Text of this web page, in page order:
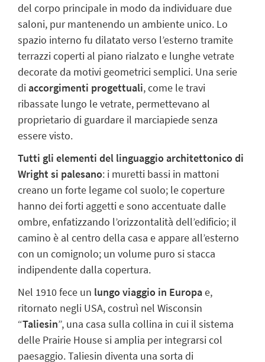
del corpo principale in modo da individuare due
saloni, pur mantenendo un ambiente unico. Lo
spazio interno fu dilatato verso l’esterno tramite
terrazzi coperti al piano rialzato e lunghe vetrate
decorate da motivi geometrici semplici. Una serie
diaccorgimenti progettuali, come le travi
ribassate lungo le vetrate, permettevano al
proprietario di guardare il marciapiede senza
essere visto.
Tutti gli elementi del linguaggio architettonico di
Wright si palesano: i muretti bassi in mattoni
creano un forte legame col suolo; le coperture
hanno dei forti aggetti e sono accentuate dalle
ombre, enfatizzando l’orizzontalità dell’edificio; il
camino è al centro della casa e appare all’esterno
con un comignolo; un volume puro si stacca
indipendente dalla copertura.
Nel 1910 fece un lungo viaggio in Europae,
ritornato negli USA, costruì nel Wisconsin
“Taliesin”, una casa sulla collina in cui il sistema
delle Prairie House si amplia per integrarsi col
paesaggio. Taliesin diventa una sorta di